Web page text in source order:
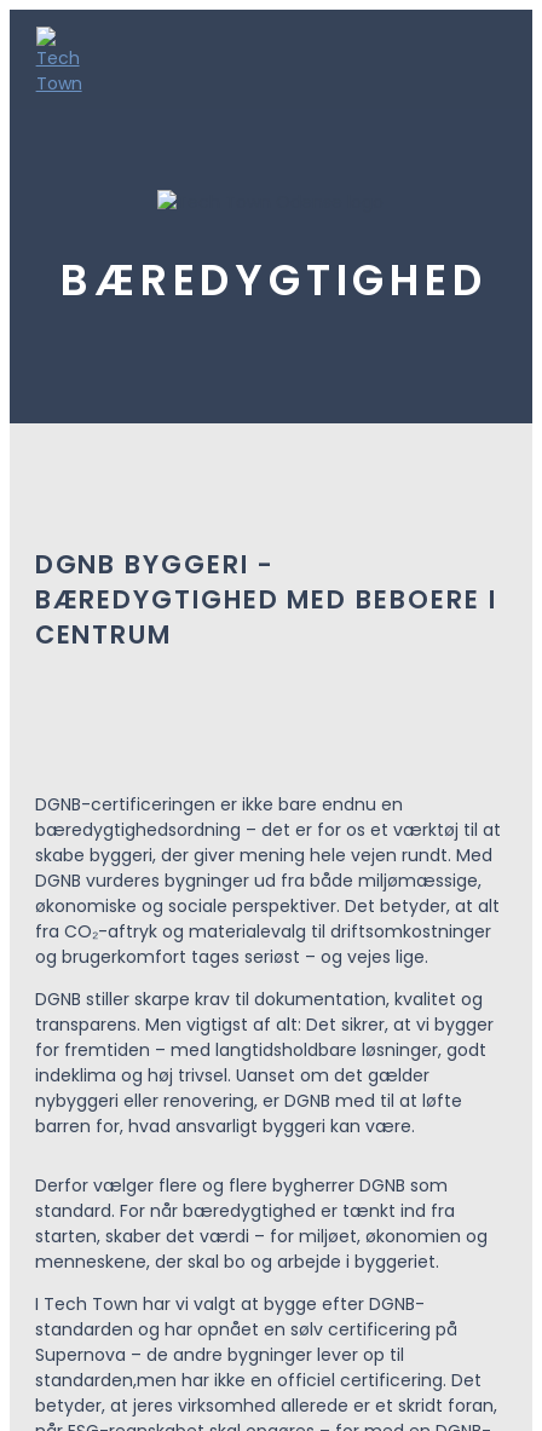
BÆREDYGTIGHED
DGNB BYGGERI -
BÆREDYGTIGHED MED BEBOERE I
CENTRUM
DGNB-certificeringen er ikke bare endnu en
bæredygtighedsordning – det er for os et værktøj til at
skabe byggeri, der giver mening hele vejen rundt. Med
DGNB vurderes bygninger ud fra både miljømæssige,
økonomiske og sociale perspektiver. Det betyder, at alt
fra CO₂-aftryk og materialevalg til driftsomkostninger
og brugerkomfort tages seriøst – og vejes lige.
DGNB stiller skarpe krav til dokumentation, kvalitet og
transparens. Men vigtigst af alt: Det sikrer, at vi bygger
for fremtiden – med langtidsholdbare løsninger, godt
indeklima og høj trivsel. Uanset om det gælder
nybyggeri eller renovering, er DGNB med til at løfte
barren for, hvad ansvarligt byggeri kan være.
Derfor vælger flere og flere bygherrer DGNB som
standard. For når bæredygtighed er tænkt ind fra
starten, skaber det værdi – for miljøet, økonomien og
menneskene, der skal bo og arbejde i byggeriet.
I Tech Town har vi valgt at bygge efter DGNB-
standarden og har opnået en sølv certificering på
Supernova – de andre bygninger lever op til
standarden,men har ikke en officiel certificering. Det
betyder, at jeres virksomhed allerede er et skridt foran,